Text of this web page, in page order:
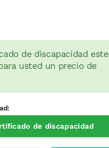
de discapacidad este
usted un precio de
de discapacidad